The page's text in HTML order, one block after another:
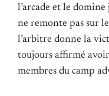
l’arcade et le domine
ne remonte pas sur
l’arbitre donne la
toujours affirmé
membres du camp